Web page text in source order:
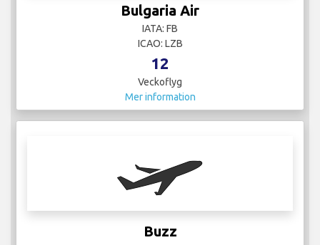
Bulgaria Air
IATA: FB
ICAO: LZB
12
Veckoflyg
Mer information
Buzz